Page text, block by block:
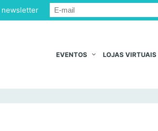
EVENTOS LOJAS VIRTUAIS
newsletter